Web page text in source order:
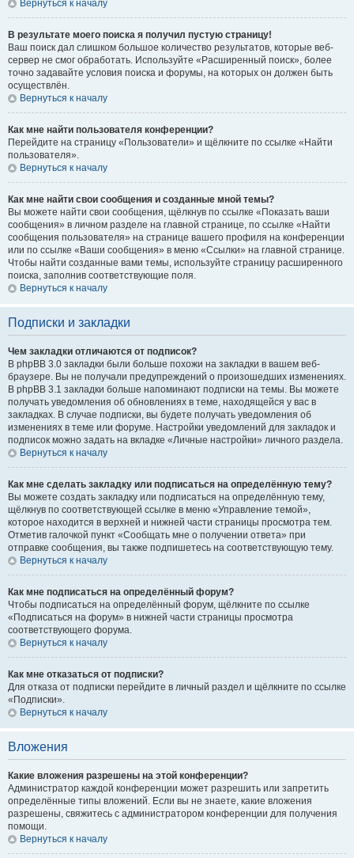
Вернуться к началу
В результате моего поиска я получил пустую страницу!
Ваш поиск дал слишком большое количество результатов, которые веб-
сервер не смог обработать. Используйте «Расширенный поиск», более
точно задавайте условия поиска и форумы, на которых он должен быть
осуществлён.
Вернуться к началу
Как мне найти пользователя конференции?
Перейдите на страницу «Пользователи» и щёлкните по ссылке «Найти
пользователя».
Вернуться к началу
Как мне найти свои сообщения и созданные мной темы?
Вы можете найти свои сообщения, щёлкнув по ссылке «Показать ваши
сообщения» в личном разделе на главной странице, по ссылке «Найти
сообщения пользователя» на странице вашего профиля на конференции
или по ссылке «Ваши сообщения» в меню «Ссылки» на главной странице.
Чтобы найти созданные вами темы, используйте страницу расширенного
поиска, заполнив соответствующие поля.
Вернуться к началу
Подписки и закладки
Чем закладки отличаются от подписок?
В phpBB 3.0 закладки были больше похожи на закладки в вашем веб-
браузере. Вы не получали предупреждений о произошедших изменениях.
В phpBB 3.1 закладки больше напоминают подписки на темы. Вы можете
получать уведомления об обновлениях в теме, находящейся у вас в
закладках. В случае подписки, вы будете получать уведомления об
изменениях в теме или форуме. Настройки уведомлений для закладок и
подписок можно задать на вкладке «Личные настройки» личного раздела.
Вернуться к началу
Как мне сделать закладку или подписаться на определённую тему?
Вы можете создать закладку или подписаться на определённую тему,
щёлкнув по соответствующей ссылке в меню «Управление темой»,
которое находится в верхней и нижней части страницы просмотра тем.
Отметив галочкой пункт «Сообщать мне о получении ответа» при
отправке сообщения, вы также подпишетесь на соответствующую тему.
Вернуться к началу
Как мне подписаться на определённый форум?
Чтобы подписаться на определённый форум, щёлкните по ссылке
«Подписаться на форум» в нижней части страницы просмотра
соответствующего форума.
Вернуться к началу
Как мне отказаться от подписки?
Для отказа от подписки перейдите в личный раздел и щёлкните по ссылке
«Подписки».
Вернуться к началу
Вложения
Какие вложения разрешены на этой конференции?
Администратор каждой конференции может разрешить или запретить
определённые типы вложений. Если вы не знаете, какие вложения
разрешены, свяжитесь с администратором конференции для получения
помощи.
Вернуться к началу